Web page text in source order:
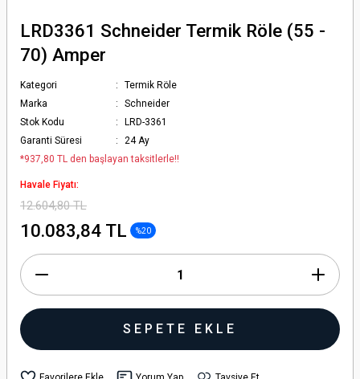
LRD3361 Schneider Termik Röle (55 -
70) Amper
Kategori
Termik Röle
Marka
Schneider
Stok Kodu
LRD-3361
Garanti Süresi
24 Ay
*937,80 TL den başlayan taksitlerle!!
Havale Fiyatı:
12.604,80 TL
10.083,84 TL %20
SEPETE EKLE